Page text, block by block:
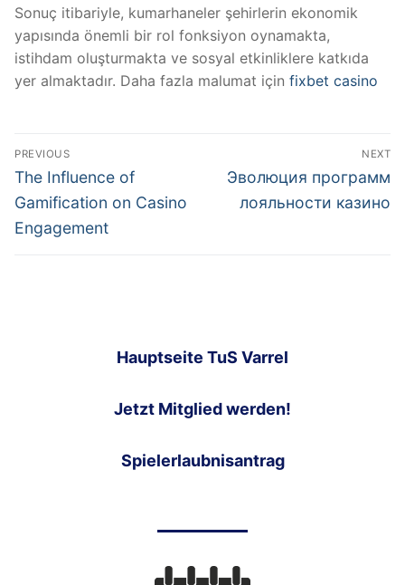
Sonuç itibariyle, kumarhaneler şehirlerin ekonomik
yapısında önemli bir rol fonksiyon oynamakta,
istihdam oluşturmakta ve sosyal etkinliklere katkıda
yer almaktadır. Daha fazla malumat için fixbet casino
Post
navigation
PREVIOUS
Previous
post:
The Influence of
Gamification on Casino
Engagement
NEXT
Next
post:
Эволюция программ
лояльности казино
Hauptseite TuS Varrel
Jetzt Mitglied werden!
Spielerlaubnisantrag